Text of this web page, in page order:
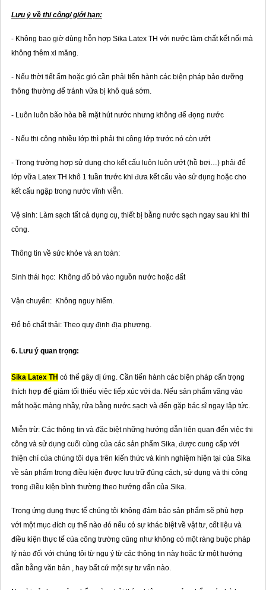
Lưu ý về thi công/ giới hạn:
- Không bao giờ dùng hỗn hợp Sika Latex TH với nước làm chất kết nối mà
không thêm xi măng.
- Nếu thời tiết ấm hoặc gió cần phải tiến hành các biện pháp bảo dưỡng
thông thường để tránh vữa bị khô quá sớm.
- Luôn luôn bão hòa bề mặt hút nước nhưng không để đọng nước
- Nếu thi công nhiều lớp thì phải thi công lớp trước nó còn ướt
- Trong trường hợp sử dụng cho kết cấu luôn luôn ướt (hồ bơi…) phải để
lớp vữa Latex TH khô 1 tuần trước khi đưa kết cấu vào sử dụng hoặc cho
kết cấu ngập trong nước vĩnh viễn.
Vệ sinh: Làm sạch tất cả dụng cụ, thiết bị bằng nước sạch ngay sau khi thi
công.
Thông tin về sức khỏe và an toàn:
Sinh thái học: Không đổ bỏ vào nguồn nước hoặc đất
Vận chuyển: Không nguy hiểm.
Đổ bỏ chất thải: Theo quy định địa phương.
6. Lưu ý quan trọng:
Sika Latex TH có thể gây dị ứng. Cần tiến hành các biện pháp cẩn trọng
thích hợp để giảm tối thiểu việc tiếp xúc với da. Nếu sản phẩm văng vào
mắt hoặc màng nhầy, rửa bằng nước sạch và đến gặp bác sĩ ngay lập tức.
Miễn trừ: Các thông tin và đặc biệt những hướng dẫn liên quan đến việc thi
công và sử dụng cuối cùng của các sản phẩm Sika, được cung cấp với
thiện chí của chúng tôi dựa trên kiến thức và kinh nghiệm hiện tại của Sika
về sản phẩm trong điều kiện được lưu trữ đúng cách, sử dụng và thi công
trong điều kiện bình thường theo hướng dẫn của Sika.
Trong ứng dụng thực tế chúng tôi không đảm bảo sản phẩm sẽ phù hợp
với một mục đích cụ thể nào đó nếu có sự khác biệt về vật tư, cốt liệu và
điều kiện thực tế của công trường cũng như không có một ràng buộc pháp
lý nào đối với chúng tôi từ ngụ ý từ các thông tin này hoặc từ một hướng
dẫn bằng văn bản , hay bất cứ một sự tư vấn nào.